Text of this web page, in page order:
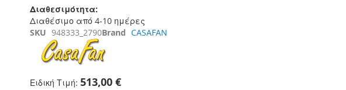
Διαθεσιμότητα:
Διαθέσιμο από 4-10 ημέρες
SKU 948333_2790Brand CASAFAN
Ειδική Τιμή 513,00 €